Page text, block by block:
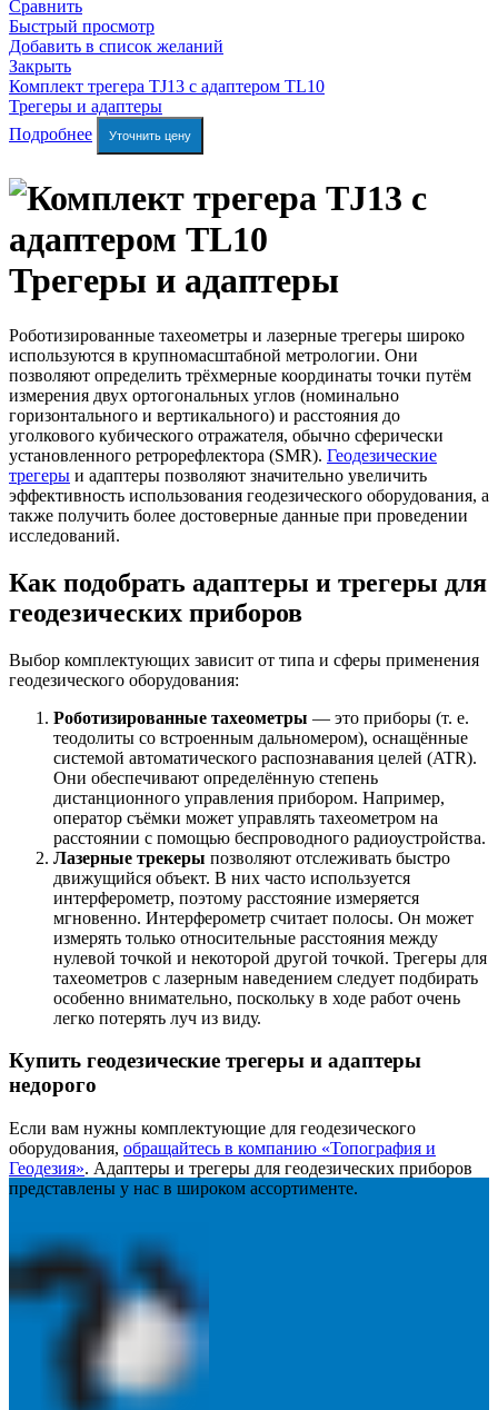
Сравнить
Быстрый просмотр
Добавить в список желаний
Закрыть
Комплект трегера TJ13 с адаптером TL10
Трегеры и адаптеры
Подробнее
Уточнить цену
Трегеры и адаптеры
Роботизированные тахеометры и лазерные трегеры широко
используются в крупномасштабной метрологии. Они
позволяют определить трёхмерные координаты точки путём
измерения двух ортогональных углов (номинально
горизонтального и вертикального) и расстояния до
уголкового кубического отражателя, обычно сферически
установленного ретрорефлектора (SMR). Геодезические
трегеры и адаптеры позволяют значительно увеличить
эффективность использования геодезического оборудования, а
также получить более достоверные данные при проведении
исследований.
Как подобрать адаптеры и трегеры для
геодезических приборов
Выбор комплектующих зависит от типа и сферы применения
геодезического оборудования:
Роботизированные тахеометры — это приборы (т. е.
теодолиты со встроенным дальномером), оснащённые
системой автоматического распознавания целей (ATR).
Они обеспечивают определённую степень
дистанционного управления прибором. Например,
оператор съёмки может управлять тахеометром на
расстоянии с помощью беспроводного радиоустройства.
Лазерные трекеры позволяют отслеживать быстро
движущийся объект. В них часто используется
интерферометр, поэтому расстояние измеряется
мгновенно. Интерферометр считает полосы. Он может
измерять только относительные расстояния между
нулевой точкой и некоторой другой точкой. Трегеры для
тахеометров с лазерным наведением следует подбирать
особенно внимательно, поскольку в ходе работ очень
легко потерять луч из виду.
Купить геодезические трегеры и адаптеры
недорого
Если вам нужны комплектующие для геодезического
оборудования, обращайтесь в компанию «Топография и
Геодезия». Адаптеры и трегеры для геодезических приборов
представлены у нас в широком ассортименте.